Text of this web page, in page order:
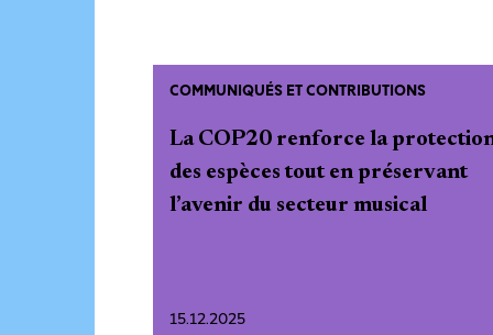
COMMUNIQUÉS ET CONTRIBUTIONS
La COP20 renforce la
des espèces tout en préservant
l’avenir du secteur musical
15.12.2025